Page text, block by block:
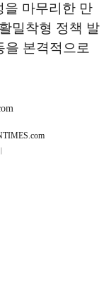
을 마무리한 만
밀착형 정책 발
을 본격적으로